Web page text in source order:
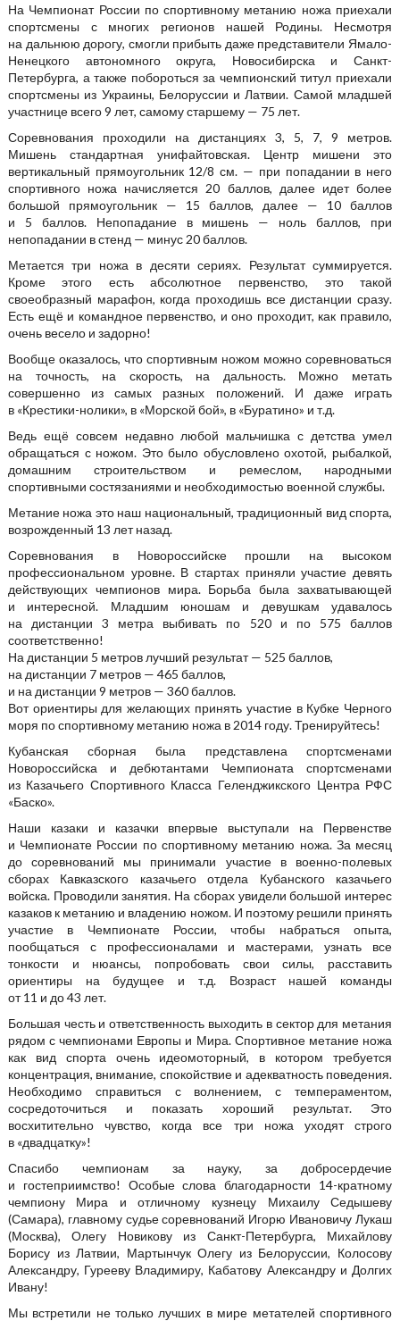
На Чемпионат России по спортивному метанию ножа приехали
спортсмены с многих регионов нашей Родины. Несмотря
на дальнюю дорогу, смогли прибыть даже представители Ямало-
Ненецкого автономного округа, Новосибирска и Санкт-
Петербурга, а также побороться за чемпионский титул приехали
спортсмены из Украины, Белоруссии и Латвии. Самой младшей
участнице всего 9 лет, самому старшему — 75 лет.
Соревнования проходили на дистанциях 3, 5, 7, 9 метров.
Мишень стандартная унифайтовская. Центр мишени это
вертикальный прямоугольник 12/8 см. — при попадании в него
спортивного ножа начисляется 20 баллов, далее идет более
большой прямоугольник — 15 баллов, далее — 10 баллов
и 5 баллов. Непопадание в мишень — ноль баллов, при
непопадании в стенд — минус 20 баллов.
Метается три ножа в десяти сериях. Результат суммируется.
Кроме этого есть абсолютное первенство, это такой
своеобразный марафон, когда проходишь все дистанции сразу.
Есть ещё и командное первенство, и оно проходит, как правило,
очень весело и задорно!
Вообще оказалось, что спортивным ножом можно соревноваться
на точность, на скорость, на дальность. Можно метать
совершенно из самых разных положений. И даже играть
в «Крестики-нолики», в «Морской бой», в «Буратино» и т.д.
Ведь ещё совсем недавно любой мальчишка с детства умел
обращаться с ножом. Это было обусловлено охотой, рыбалкой,
домашним строительством и ремеслом, народными
спортивными состязаниями и необходимостью военной службы.
Метание ножа это наш национальный, традиционный вид спорта,
возрожденный 13 лет назад.
Соревнования в Новороссийске прошли на высоком
профессиональном уровне. В стартах приняли участие девять
действующих чемпионов мира. Борьба была захватывающей
и интересной. Младшим юношам и девушкам удавалось
на дистанции 3 метра выбивать по 520 и по 575 баллов
соответственно!
На дистанции 5 метров лучший результат — 525 баллов,
на дистанции 7 метров — 465 баллов,
и на дистанции 9 метров — 360 баллов.
Вот ориентиры для желающих принять участие в Кубке Черного
моря по спортивному метанию ножа в 2014 году. Тренируйтесь!
Кубанская сборная была представлена спортсменами
Новороссийска и дебютантами Чемпионата спортсменами
из Казачьего Спортивного Класса Геленджикского Центра РФС
«Баско».
Наши казаки и казачки впервые выступали на Первенстве
и Чемпионате России по спортивному метанию ножа. За месяц
до соревнований мы принимали участие в военно-полевых
сборах Кавказского казачьего отдела Кубанского казачьего
войска. Проводили занятия. На сборах увидели большой интерес
казаков к метанию и владению ножом. И поэтому решили принять
участие в Чемпионате России, чтобы набраться опыта,
пообщаться с профессионалами и мастерами, узнать все
тонкости и нюансы, попробовать свои силы, расставить
ориентиры на будущее и т.д. Возраст нашей команды
от 11 и до 43 лет.
Большая честь и ответственность выходить в сектор для метания
рядом с чемпионами Европы и Мира. Спортивное метание ножа
как вид спорта очень идеомоторный, в котором требуется
концентрация, внимание, спокойствие и адекватность поведения.
Необходимо справиться с волнением, с темпераментом,
сосредоточиться и показать хороший результат. Это
восхитительно чувство, когда все три ножа уходят строго
в «двадцатку»!
Спасибо чемпионам за науку, за добросердечие
и гостеприимство! Особые слова благодарности 14-кратному
чемпиону Мира и отличному кузнецу Михаилу Седышеву
(Самара), главному судье соревнований Игорю Ивановичу Лукаш
(Москва), Олегу Новикову из Санкт-Петербурга, Михайлову
Борису из Латвии, Мартынчук Олегу из Белоруссии, Колосову
Александру, Гурееву Владимиру, Кабатову Александру и Долгих
Ивану!
Мы встретили не только лучших в мире метателей спортивного